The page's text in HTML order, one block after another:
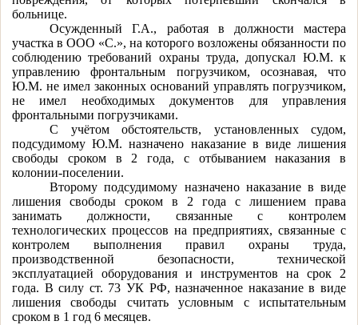
больнице.
Осужденный Г.А., работая в должности мастера
участка в ООО «С.», на которого возложены обязанности по
соблюдению требований охраны труда, допускал Ю.М. к
управлению фронтальным погрузчиком, осознавая, что
Ю.М. не имел законных оснований управлять погрузчиком,
не имел необходимых документов для управления
фронтальными погрузчиками.
С учётом обстоятельств, установленных судом,
подсудимому Ю.М. назначено наказание в виде лишения
свободы сроком в 2 года, с отбыванием наказания в
колонии-поселении.
Второму подсудимому назначено наказание в виде
лишения свободы сроком в 2 года с лишением права
занимать должности, связанные с контролем
технологических процессов на предприятиях, связанные с
контролем выполнения правил охраны труда,
производственной безопасности, технической
эксплуатацией оборудования и инструментов на срок 2
года. В силу ст. 73 УК РФ, назначенное наказание в виде
лишения свободы считать условным с испытательным
сроком в 1 год 6 месяцев.